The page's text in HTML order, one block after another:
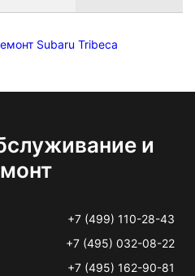
Subaru Tribeca
и
+7 (499) 110-28-43
+7 (495) 032-08-22
+7 (495) 162-90-81